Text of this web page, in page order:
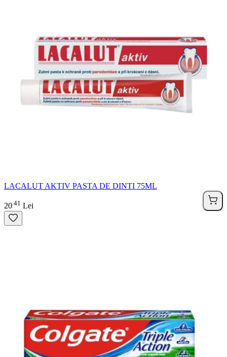
LACALUT AKTIV PASTA DE DINTI 75ML
20 41 Lei